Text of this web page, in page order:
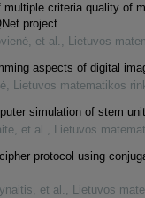
multiple criteria quality of
project
et al., Lietuvos
aspects of digital
, Lietuvos matematikos
simulation of stem
et al. , Lietuvos
protocol using
et al. , Lietuvos